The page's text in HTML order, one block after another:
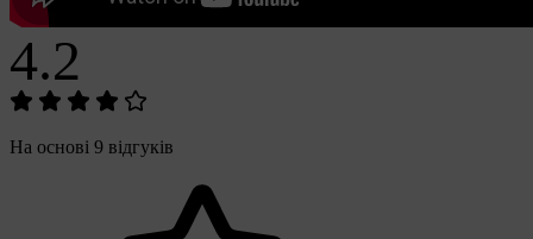
4.2
На основі 9 відгуків